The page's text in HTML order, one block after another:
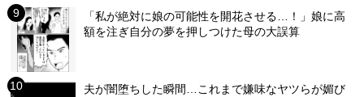
「私が絶対に娘の可能性を開花させる…！」娘に高
額を注ぎ自分の夢を押しつけた母の大誤算
夫が闇堕ちした瞬間…これまで嫌味なヤツらが媚び